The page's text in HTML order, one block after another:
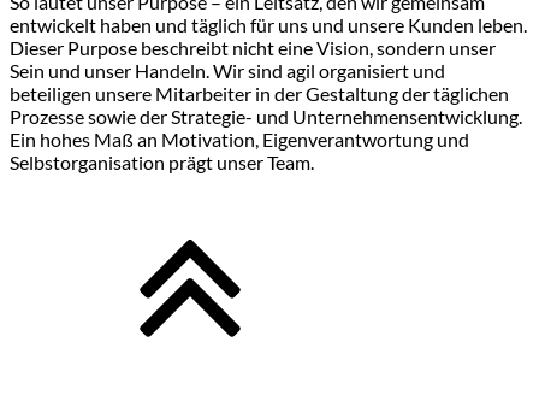
entwickelt haben und täglich für uns und unsere Kunden leben.
Dieser Purpose beschreibt nicht eine Vision, sondern unser
Sein und unser Handeln. Wir sind agil organisiert und
beteiligen unsere Mitarbeiter in der Gestaltung der täglichen
Prozesse sowie der Strategie- und Unternehmensentwicklung.
Ein hohes Maß an Motivation, Eigenverantwortung und
Selbstorganisation prägt unser Team.